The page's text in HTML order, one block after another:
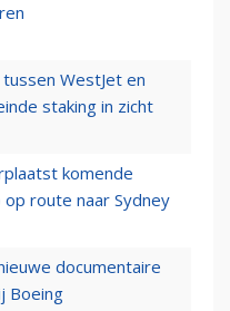
WestJet en
staking in zicht
komende
route naar Sydney
documentaire
Boeing